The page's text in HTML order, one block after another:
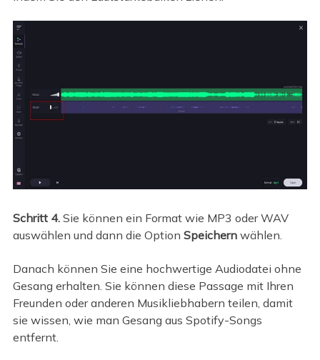
Schritt 4.Sie können ein Format wie MP3 oder WAV
auswählen und dann die Option Speichern wählen.
Danach können Sie eine hochwertige Audiodatei ohne
Gesang erhalten. Sie können diese Passage mit Ihren
Freunden oder anderen Musikliebhabern teilen, damit
sie wissen, wie man Gesang aus Spotify-Songs
entfernt.